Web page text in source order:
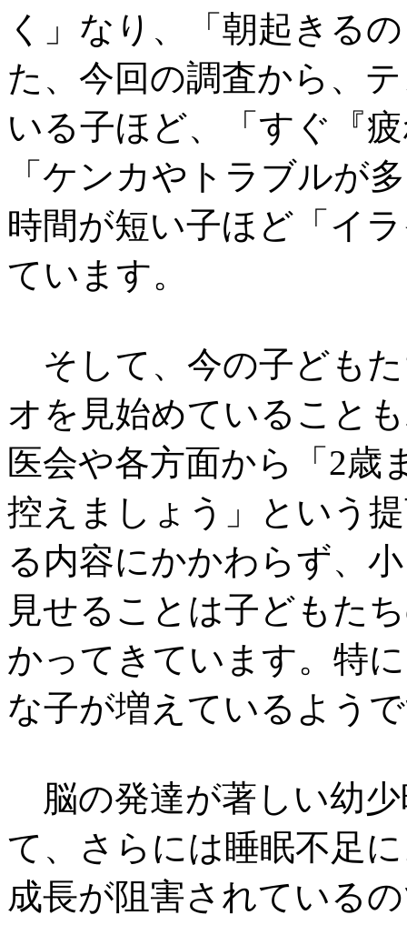
く」なり、「朝起きる
た、今回の調査から、
いる子ほど、「すぐ『
「ケンカやトラブルが
時間が短い子ほど「イ
ています。
そして、今の子ども
オを見始めていること
医会や各方面から「2歳
控えましょう」という
る内容にかかわらず、
見せることは子どもた
かってきています。特
な子が増えているよう
脳の発達が著しい幼
て、さらには睡眠不足
成長が阻害されている